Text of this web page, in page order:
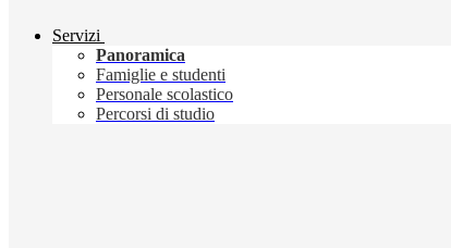
Servizi
Panoramica
Famiglie e studenti
Personale scolastico
Percorsi di studio